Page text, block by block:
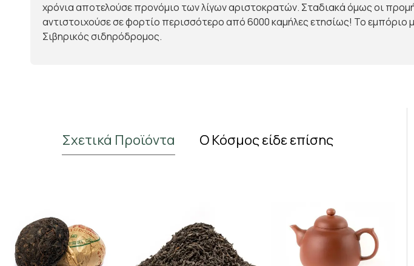
Κάνε Εγγραφή
αποκλειστικές
Να μην το δω ξανά
χρόνια αποτελούσε προνόμιο των λίγων αριστοκρατών. Σταδιακά όμως οι
αντιστοιχούσε σε φορτίο περισσότερο από 6000 καμήλες ετησίως! Το εμπόριο
Σιβηρικός σιδηρόδρομος.
Σχετικά Προϊόντα Ο Κόσμος είδε επίσης